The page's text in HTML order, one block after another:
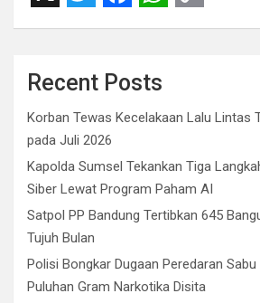
X T
i
t
t
e
r
F
c
e
b
o
o
k
W
a
t
A
p
p
C
y
i
n
k
Recent Posts
Korban Tewas Kecelakaan Lalu Lintas
pada Juli 2026
Kapolda Sumsel Tekankan Tiga
Siber Lewat Program Paham AI
Satpol PP Bandung Tertibkan 645
Tujuh Bulan
Polisi Bongkar Dugaan Peredaran Sabu
Puluhan Gram Narkotika Disita